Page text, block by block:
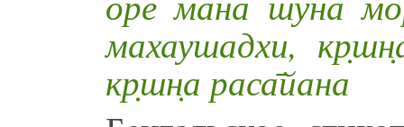
махаушадхи,
кр̣шн̣а раса̄йана